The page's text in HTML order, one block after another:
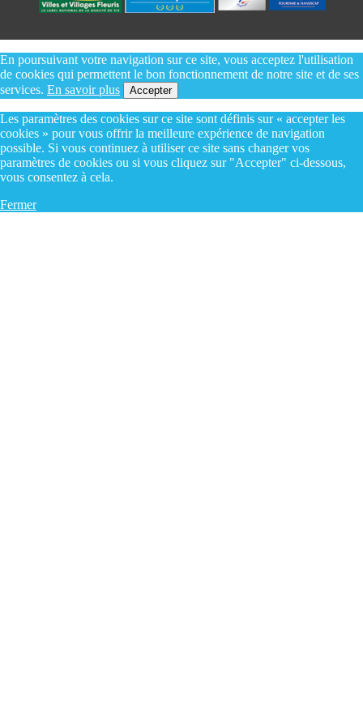
En poursuivant votre navigation sur ce site, vous acceptez l'utilisation
de cookies qui permettent le bon fonctionnement de notre site et de ses
services. En savoir plus Accepter
Les paramètres des cookies sur ce site sont définis sur « accepter les
cookies » pour vous offrir la meilleure expérience de navigation
possible. Si vous continuez à utiliser ce site sans changer vos
paramètres de cookies ou si vous cliquez sur "Accepter" ci-dessous,
vous consentez à cela.
Fermer